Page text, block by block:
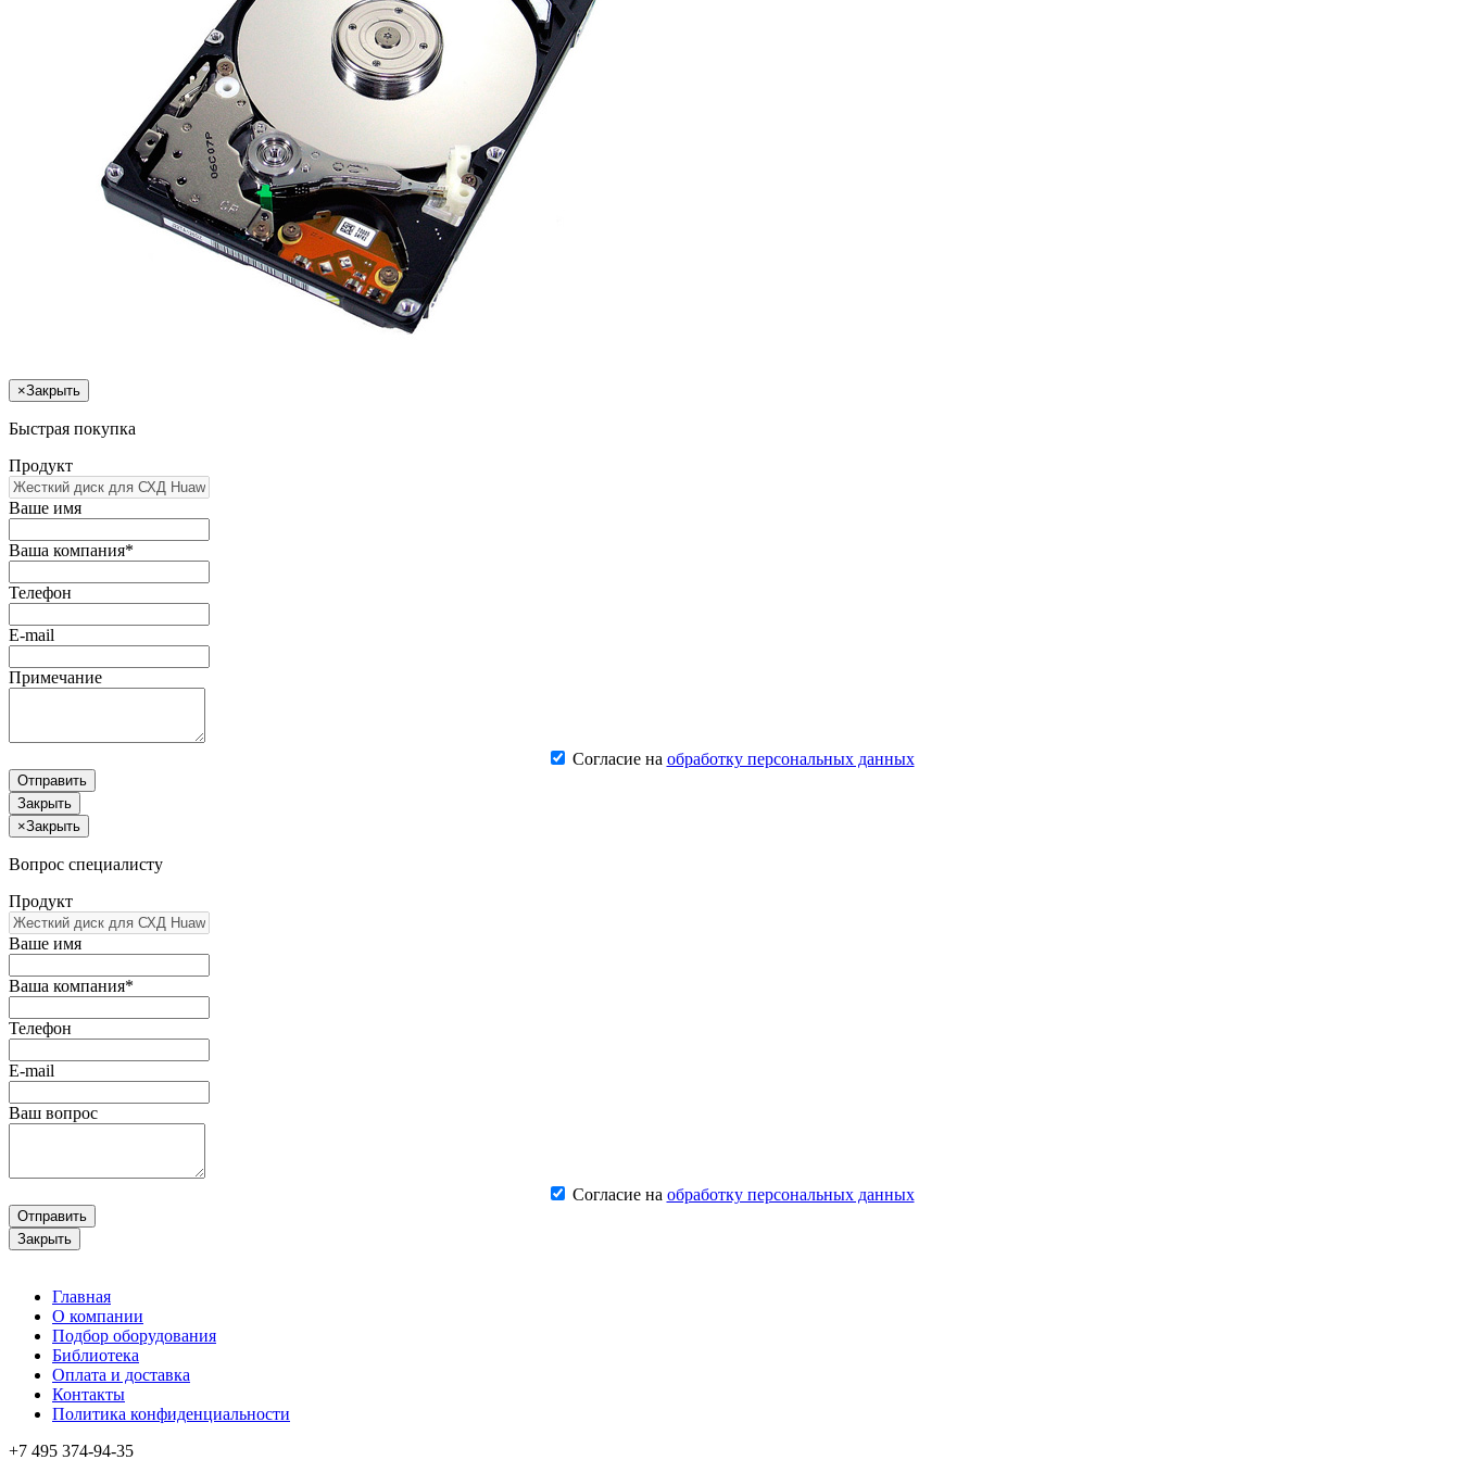
×Закрыть
Быстрая покупка
Продукт
Ваше имя
Ваша компания*
Телефон
E-mail
Примечание
Согласие на обработку персональных данных
Отправить
Закрыть
×Закрыть
Вопрос специалисту
Продукт
Ваше имя
Ваша компания*
Телефон
E-mail
Ваш вопрос
Согласие на обработку персональных данных
Отправить
Закрыть
Главная
О компании
Подбор оборудования
Библиотека
Оплата и доставка
Контакты
Политика конфиденциальности
+7 495 374-94-35